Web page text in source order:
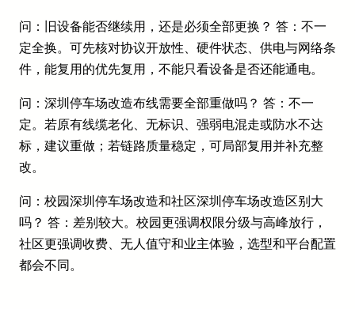
问：旧设备能否继续用，还是必须全部更换？ 答：不一
定全换。可先核对协议开放性、硬件状态、供电与网络条
件，能复用的优先复用，不能只看设备是否还能通电。
问：深圳停车场改造布线需要全部重做吗？ 答：不一
定。若原有线缆老化、无标识、强弱电混走或防水不达
标，建议重做；若链路质量稳定，可局部复用并补充整
改。
问：校园深圳停车场改造和社区深圳停车场改造区别大
吗？ 答：差别较大。校园更强调权限分级与高峰放行，
社区更强调收费、无人值守和业主体验，选型和平台配置
都会不同。